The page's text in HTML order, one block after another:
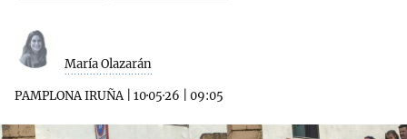
María Olazarán
PAMPLONA IRUÑA| 10·05·26 09:05